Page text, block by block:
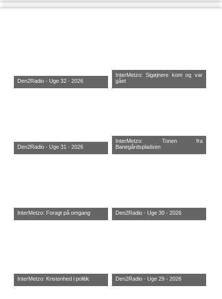
Den2Radio - Uge 32 - 2026
InterMetzo: Sigøjnere kom og var
gået
Den2Radio - Uge 31 - 2026
InterMetzo: Tonen fra
Banegårdspladsen
InterMetzo: Foragt på omgang Den2Radio - Uge 30 - 2026
InterMetzo: Kristenhed i politik Den2Radio - Uge 29 - 2026